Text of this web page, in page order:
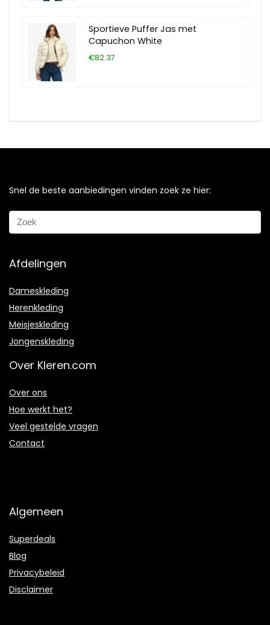
Sportieve Puffer Jas met
Capuchon White
€82.37
Snel de beste aanbiedingen vinden zoek ze hier:
Afdelingen
Dameskleding
Herenkleding
Meisjeskleding
Jongenskleding
Over Kleren.com
Over ons
Hoe werkt het?
Veel gestelde vragen
Contact
Algemeen
Superdeals
Blog
Privacybeleid
Disclaimer